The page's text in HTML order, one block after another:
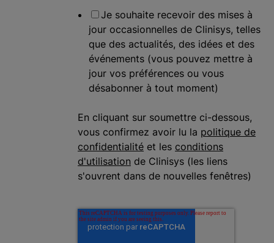
Je souhaite recevoir des mises à
jour occasionnelles de Clinisys, telles
que des actualités, des idées et des
événements (vous pouvez mettre à
jour vos préférences ou vous
désabonner à tout moment)
En cliquant sur soumettre ci-dessous,
vous confirmez avoir lu la politique de
confidentialité et les conditions
d'utilisation de Clinisys (les liens
s'ouvrent dans de nouvelles fenêtres)